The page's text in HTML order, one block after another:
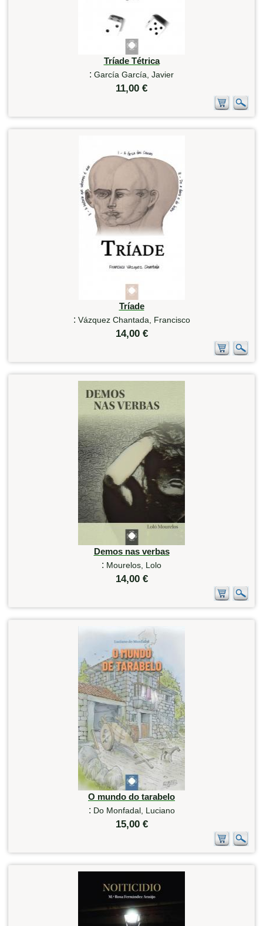
Tríade Tétrica
: García García, Javier
11,00 €
Tríade
: Vázquez Chantada, Francisco
14,00 €
Demos nas verbas
: Mourelos, Lolo
14,00 €
O mundo do tarabelo
: Do Monfadal, Luciano
15,00 €